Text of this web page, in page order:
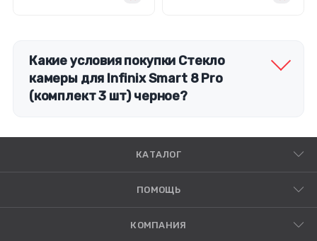
Какие условия покупки Стекло
камеры для Infinix Smart 8 Pro
(комплект 3 шт) черное?
КАТАЛОГ
ПОМОЩЬ
КОМПАНИЯ